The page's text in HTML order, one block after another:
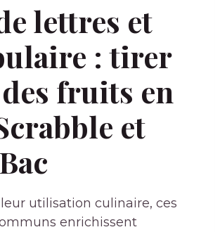
lettres et
: tirer
fruits en
et
utilisation culinaire, ces
enrichissent